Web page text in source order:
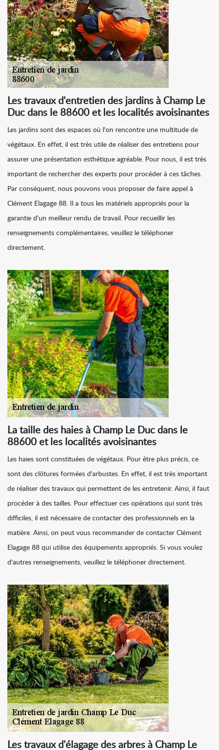
Les travaux d'entretien des jardins à Champ Le
Duc dans le 88600 et les localités avoisinantes
Les jardins sont des espaces où l'on rencontre une multitude de
végétaux. En effet, il est très utile de réaliser des entretiens pour
assurer une présentation esthétique agréable. Pour nous, il est très
important de rechercher des experts pour procéder à ces tâches.
Par conséquent, nous pouvons vous proposer de faire appel à
Clément Elagage 88. Il a tous les matériels appropriés pour la
garantie d'un meilleur rendu de travail. Pour recueillir les
renseignements complémentaires, veuillez le téléphoner
directement.
La taille des haies à Champ Le Duc dans le
88600 et les localités avoisinantes
Les haies sont constituées de végétaux. Pour être plus précis, ce
sont des clôtures formées d'arbustes. En effet, il est très important
de réaliser des travaux qui permettent de les entretenir. Ainsi, il faut
procéder à des tailles. Pour effectuer ces opérations qui sont très
difficiles, il est nécessaire de contacter des professionnels en la
matière. Ainsi, on peut vous recommander de contacter Clément
Elagage 88 qui utilise des équipements appropriés. Si vous voulez
d'autres renseignements, veuillez le téléphoner directement.
Les travaux d'élagage des arbres à Champ Le